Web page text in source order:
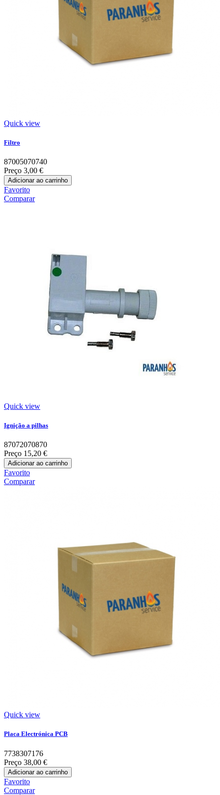
Quick view
Filtro
87005070740
Preço 3,00 €
Adicionar ao carrinho
Favorito
Comparar
Quick view
Ignição a pilhas
87072070870
Preço 15,20 €
Adicionar ao carrinho
Favorito
Comparar
Quick view
Placa Electrónica PCB
7738307176
Preço 38,00 €
Adicionar ao carrinho
Favorito
Comparar